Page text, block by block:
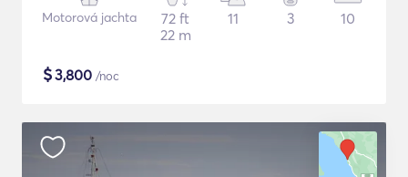
Motorová jachta
72 ft
22 m
11 3 10
$3,800 /noc